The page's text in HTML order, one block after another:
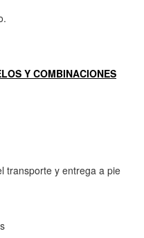
Y COMBINACIONES
transporte y entrega a pie